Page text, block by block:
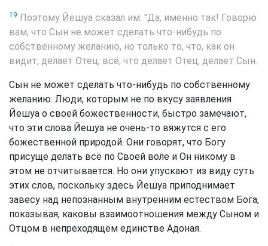
19 Поэтому Йешуа сказал им: "Да, именно так! Говорю
вам, что Сын не может сделать что-нибудь по
собственному желанию, но только то, что, как он
видит, делает Отец; всё, что делает Отец, делает Сын.
Сын не может сделать что-нибудь по собственному
желанию. Люди, которым не по вкусу заявления
Йешуа о своей божественности, быстро замечают,
что эти слова Йешуа не очень-то вяжутся с его
божественной природой. Они говорят, что Богу
присуще делать всё по Своей воле и Он никому в
этом не отчитывается. Но они упускают из виду суть
этих слов, поскольку здесь Йешуа приподнимает
завесу над непознанным внутренним естеством Бога,
показывая, каковы взаимоотношения между Сыном и
Отцом в непреходящем единстве Адоная.